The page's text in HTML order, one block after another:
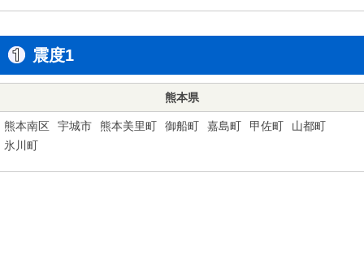
震度1
熊本県
熊本南区 宇城市 熊本美里町 御船町 嘉島町 甲佐町
山都町
氷川町